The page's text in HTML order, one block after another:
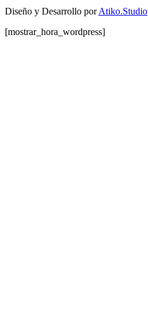
Diseño y Desarrollo porAtiko.Studio
[mostrar_hora_wordpress]